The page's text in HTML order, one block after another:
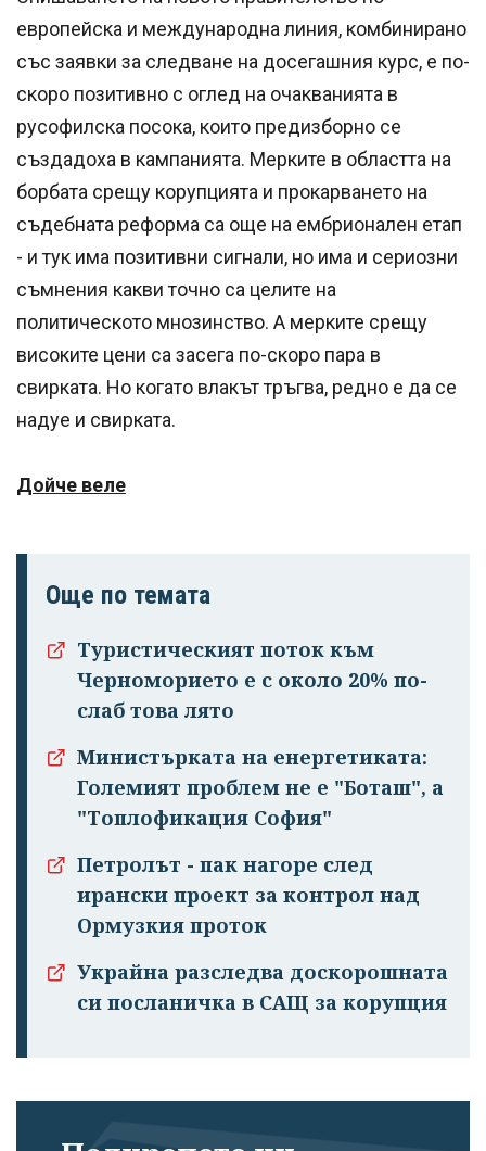
европейска и международна линия, комбинирано
със заявки за следване на досегашния курс, е по-
скоро позитивно с оглед на очакванията в
русофилска посока, които предизборно се
създадоха в кампанията. Мерките в областта на
борбата срещу корупцията и прокарването на
съдебната реформа са още на ембрионален етап
- и тук има позитивни сигнали, но има и сериозни
съмнения какви точно са целите на
политическото мнозинство. А мерките срещу
високите цени са засега по-скоро пара в
свирката. Но когато влакът тръгва, редно е да се
надуе и свирката.
Дойче веле
Още по темата
Туристическият поток към
Черноморието е с около 20% по-
слаб това лято
Министърката на енергетиката:
Големият проблем не е "Боташ", а
"Топлофикация София"
Петролът - пак нагоре след
ирански проект за контрол над
Ормузкия проток
Украйна разследва доскорошната
си посланичка в САЩ за корупция